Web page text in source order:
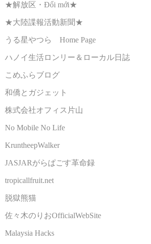
★解放区・Đổi mới★
★大陸諜報活動新聞★
うる星やつら Home Page
ハノイ生活ロンリー＆ローカル日誌
こめふらブログ
和僑とガジェット
株式会社オフィス片山
No Mobile No Life
KruntheepWalker
JASJARがらぱごす革命録
tropicallfruit.net
脱獄熊猫
佐々木のりおOfficialWebSite
Malaysia Hacks